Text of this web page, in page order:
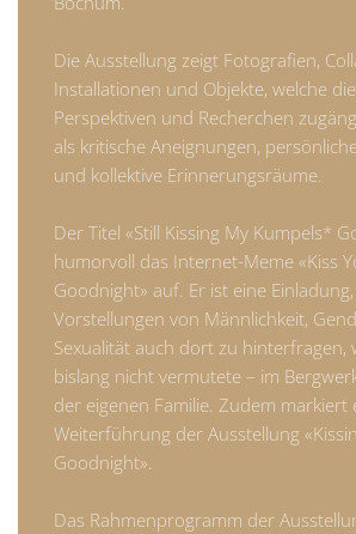
Die Ausstellung zeigt Fotografien,
Installationen und Objekte, welche
Perspektiven und Recherchen
als kritische Aneignungen,
und kollektive Erinnerungsräume.
Der Titel «Still Kissing My Kumpels*
humorvoll das Internet-Meme «Kiss
Goodnight» auf. Er ist eine
Vorstellungen von Männlichkeit,
Sexualität auch dort zu hinterfragen,
bislang nicht vermutete – im
der eigenen Familie. Zudem markiert
Weiterführung der Ausstellung
Goodnight».
Das Rahmenprogramm der